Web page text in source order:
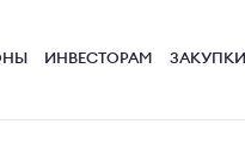
ИНВЕСТОРАМ ЗАКУПКИ